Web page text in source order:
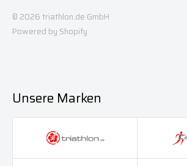
© 2026 triathlon.de GmbH
Powered by Shopify
Unsere Marken